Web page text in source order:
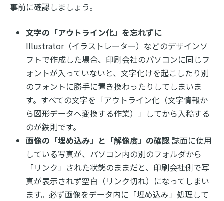
事前に確認しましょう。
文字の「アウトライン化」を忘れずに
Illustrator（イラストレーター）などのデザインソ
フトで作成した場合、印刷会社のパソコンに同じフ
ォントが入っていないと、文字化けを起こしたり別
のフォントに勝手に置き換わったりしてしまいま
す。すべての文字を「アウトライン化（文字情報か
ら図形データへ変換する作業）」してから入稿する
のが鉄則です。
画像の「埋め込み」と「解像度」の確認誌面に使用
している写真が、パソコン内の別のフォルダから
「リンク」された状態のままだと、印刷会社側で写
真が表示されず空白（リンク切れ）になってしまい
ます。必ず画像をデータ内に「埋め込み」処理して